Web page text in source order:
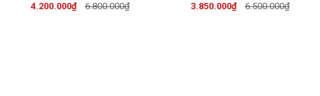
4.200.000₫ 6.800.000₫ 3.850.000₫ 6.500.000₫